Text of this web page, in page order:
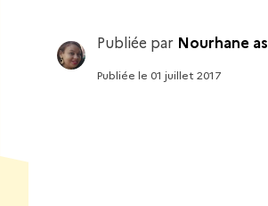
Publiée par Nourhane
Publiée le 01 juillet 2017